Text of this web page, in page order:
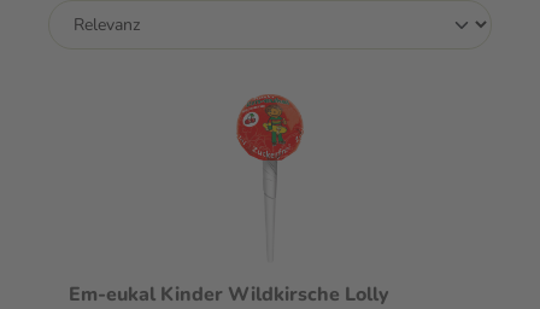
Em-eukal Kinder Wildkirsche Lolly